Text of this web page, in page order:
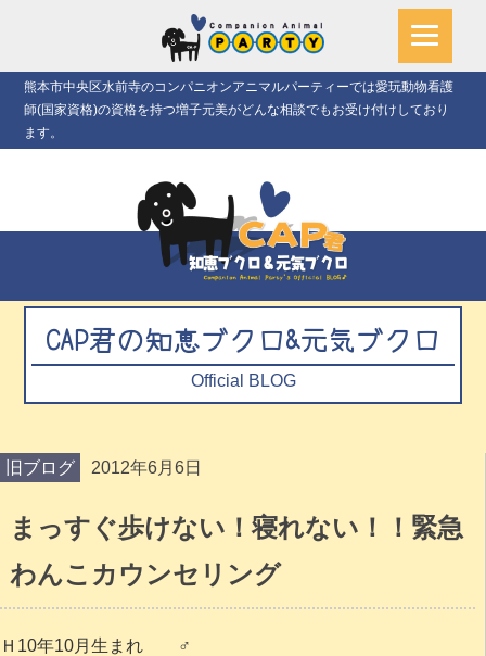
熊本市中央区水前寺のコンパニオンアニマルパーティーでは愛玩動物看護
師(国家資格)の資格を持つ増子元美がどんな相談でもお受け付けしており
ます。
CAP君の知恵ブクロ&元気ブクロ
Official BLOG
旧ブログ 2012年6月6日
まっすぐ歩けない！寝れない！！緊急
わんこカウンセリング
Ｈ10年10月生まれ ♂